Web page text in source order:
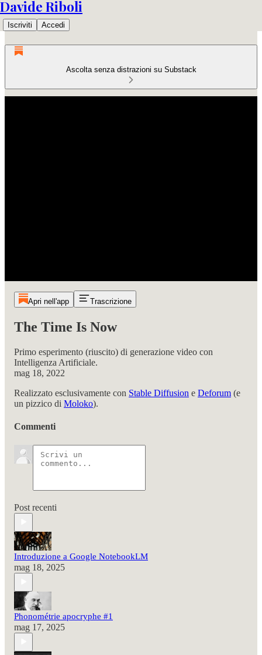
Davide Riboli
Iscriviti Accedi
Ascolta senza distrazioni su Substack
Apri nell'app Trascrizione
The Time Is Now
Primo esperimento (riuscito) di generazione video con
Intelligenza Artificiale.
mag 18, 2022
Realizzato esclusivamente con Stable Diffusion e Deforum (e
un pizzico di Moloko).
Commenti
Post recenti
Introduzione a Google NotebookLM
mag 18, 2025
Phonométrie apocryphe #1
mag 17, 2025